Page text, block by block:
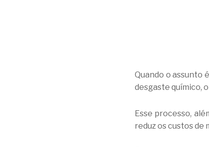
Quando o assunto
desgaste químico, o
Esse processo,
reduz os custos de